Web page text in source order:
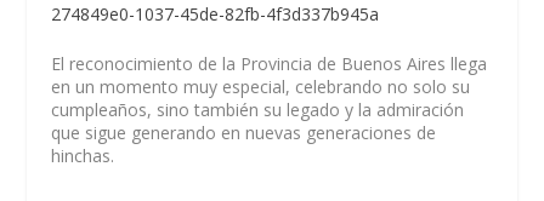
274849e0-1037-45de-82fb-4f3d337b945a
El reconocimiento de la Provincia de Buenos Aires llega
en un momento muy especial, celebrando no solo su
cumpleaños, sino también su legado y la admiración
que sigue generando en nuevas generaciones de
hinchas.